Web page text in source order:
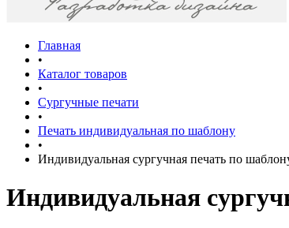
Главная
•
Каталог товаров
•
Сургучные печати
•
Печать индивидуальная по шаблону
•
Индивидуальная сургучная печать по
Индивидуальная